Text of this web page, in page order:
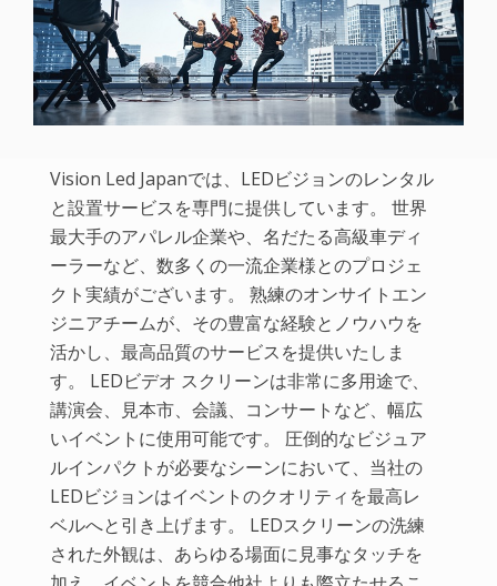
Vision Led Japanでは、LEDビジョンのレンタル
と設置サービスを専門に提供しています。 世界
最大手のアパレル企業や、名だたる高級車ディ
ーラーなど、数多くの一流企業様とのプロジェ
クト実績がございます。 熟練のオンサイトエン
ジニアチームが、その豊富な経験とノウハウを
活かし、最高品質のサービスを提供いたしま
す。 LEDビデオ スクリーンは非常に多用途で、
講演会、見本市、会議、コンサートなど、幅広
いイベントに使用可能です。 圧倒的なビジュア
ルインパクトが必要なシーンにおいて、当社の
LEDビジョンはイベントのクオリティを最高レ
ベルへと引き上げます。 LEDスクリーンの洗練
された外観は、あらゆる場面に見事なタッチを